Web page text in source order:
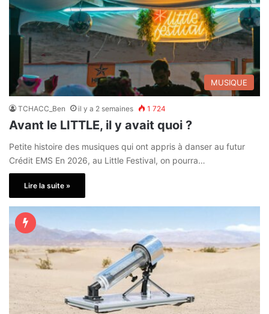
MUSIQUE
TCHACC_Ben il y a 2 semaines 1 724
Avant le LITTLE, il y avait quoi ?
Petite histoire des musiques qui ont appris à danser au futur
Crédit EMS En 2026, au Little Festival, on pourra…
Lire la suite »